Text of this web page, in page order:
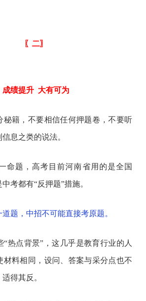
〖二〗
成绩提升 大有可为
秘籍，不要相信任何押题卷，不要听
息之类的说法。
命题，高考目前河南省用的是全国
考都有“反押题”措施。
题，中招不可能直接考原题。
“热点背景”，这几乎是教育行业的人
材料相同，设问、答案与采分点也不
得其反。